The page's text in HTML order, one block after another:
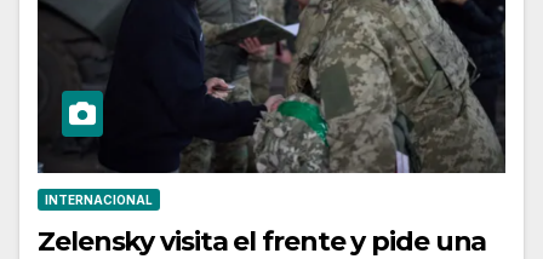
INTERNACIONAL
Zelensky visita el frente y pide una